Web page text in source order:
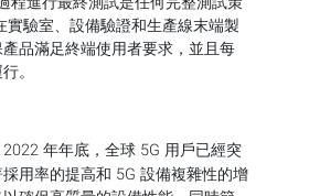
驗室、設備驗證和生產線末端製
品滿足終端使用者要求，並且每
。
年年底，全球 5G 用戶已經突
用率的提高和 5G 設備複雜性的增